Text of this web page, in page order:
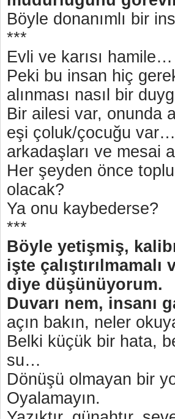
Böyle donanımlı bir
***
Evli ve karısı hamile…
Peki bu insan hiç
alınması nasıl bir
Bir ailesi var, onunda
eşi çoluk/çocuğu var…
arkadaşları ve mesai
Her şeyden önce
olacak?
Ya onu kaybederse?
***
Böyle yetişmiş,
işte
diye düşünüyorum.
Duvarı nem, insanı
açın bakın, neler
Belki küçük bir hata,
su…
Dönüşü olmayan bir
Oyalamayın.